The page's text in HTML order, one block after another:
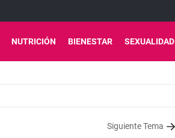
NUTRICIÓN BIENESTAR SEXUALIDAD
Siguiente Tema